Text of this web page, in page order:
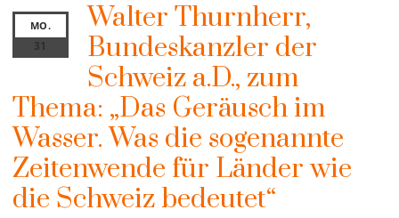
MO.
31
Walter Thurnherr,
Bundeskanzler der
Schweiz a.D., zum
Thema: „Das Geräusch im
Wasser. Was die sogenannte
Zeitenwende für Länder wie
die Schweiz bedeutet“